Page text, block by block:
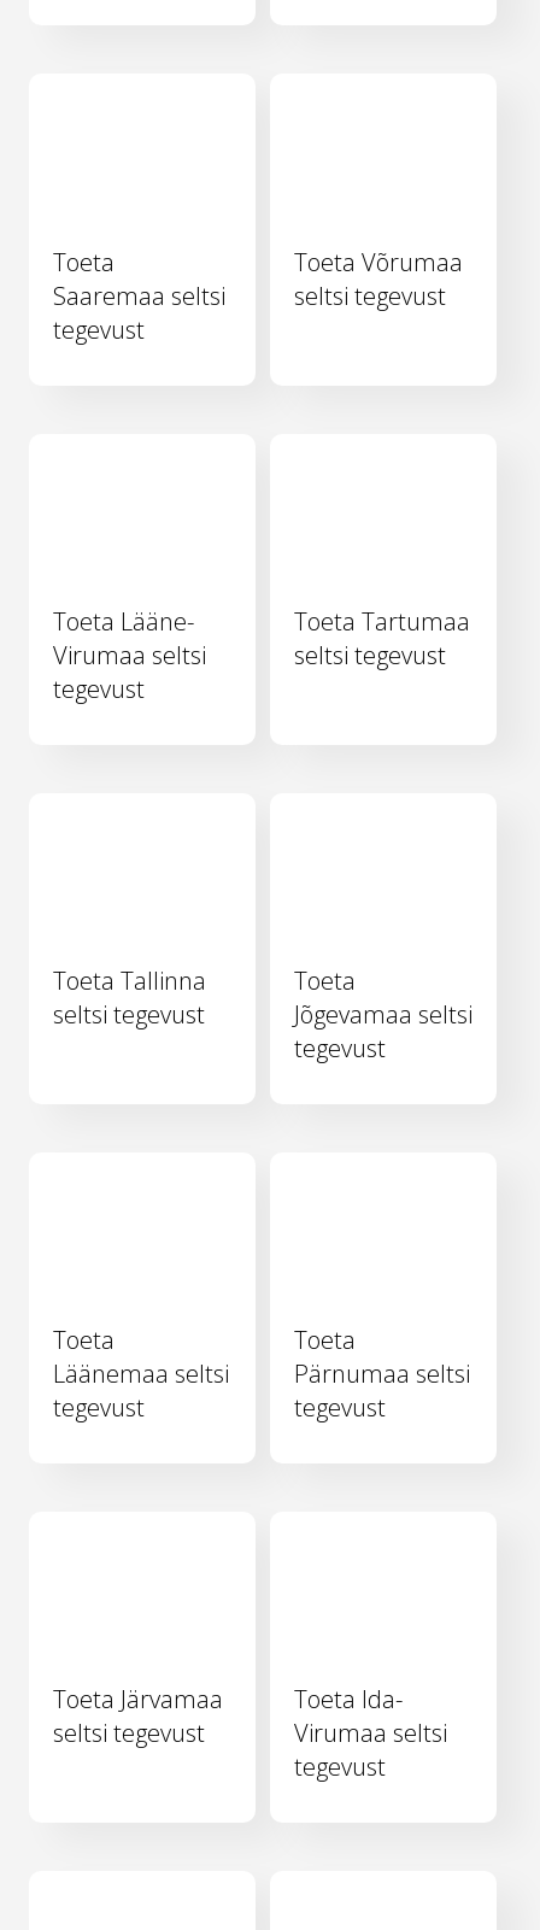
Toeta
Saaremaa seltsi
tegevust
Toeta Võrumaa
seltsi tegevust
Toeta Lääne-
Virumaa seltsi
tegevust
Toeta Tartumaa
seltsi tegevust
Toeta Tallinna
seltsi tegevust
Toeta
Jõgevamaa seltsi
tegevust
Toeta
Läänemaa seltsi
tegevust
Toeta
Pärnumaa seltsi
tegevust
Toeta Järvamaa
seltsi tegevust
Toeta Ida-
Virumaa seltsi
tegevust